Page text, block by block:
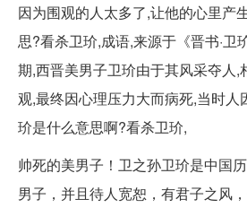
因为围观的人太多了,让他的心里产
思?看杀卫玠,成语,来源于《晋书·卫
期,西晋美男子卫玠由于其风采夺人,
观,最终因心理压力大而病死,当时人
玠是什么意思啊?看杀卫玠,
帅死的美男子！卫之孙卫玠是中国
男子，并且待人宽恕，有君子之风